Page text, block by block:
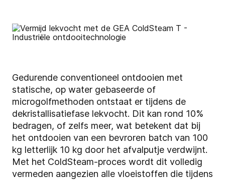
Gedurende conventioneel ontdooien met
statische, op water gebaseerde of
microgolfmethoden ontstaat er tijdens de
dekristallisatiefase lekvocht. Dit kan rond 10%
bedragen, of zelfs meer, wat betekent dat bij
het ontdooien van een bevroren batch van 100
kg letterlijk 10 kg door het afvalputje verdwijnt.
Met het ColdSteam-proces wordt dit volledig
vermeden aangezien alle vloeistoffen die tijdens